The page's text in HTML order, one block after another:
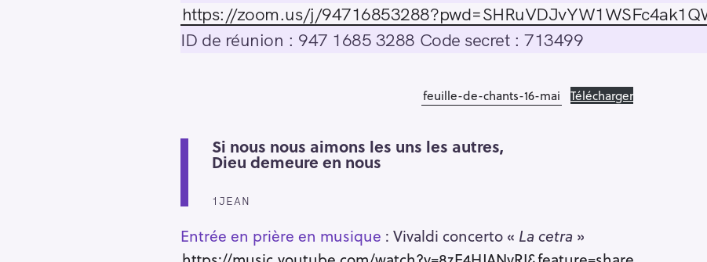
https://zoom.us/j/
ID de réunion : 947 1685 3288 Code secret : 713499
feuille-de-chants-16-mai Télécharger
Si nous nous aimons les uns les autres,
Dieu demeure en nous
1JEAN
Entrée en prière en musique : Vivaldi concerto « La cetra »